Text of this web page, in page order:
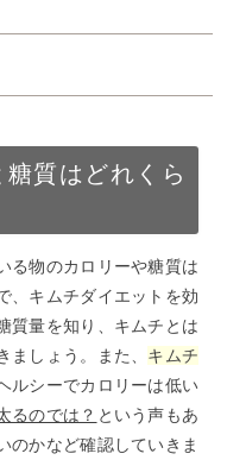
らい？
べ方と注意点
食材！
質はどれくら
る物のカロリーや糖質は
、キムチダイエットを効
質量を知り、キムチとは
ましょう。また、 キムチ
ルシーでカロリーは低い
るのでは？ という声もあ
のかなど確認していきま